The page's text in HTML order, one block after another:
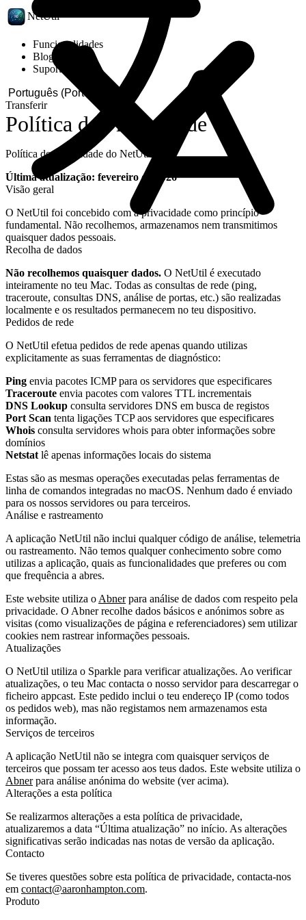
NetUtil
Funcionalidades
Blog
Suporte
Transferir
Política de Privacidade
Política de privacidade do NetUtil
Última atualização: fevereiro de 2026
Visão geral
O NetUtil foi concebido com a privacidade como princípio
fundamental. Não recolhemos, armazenamos nem transmitimos
quaisquer dados pessoais.
Recolha de dados
Não recolhemos quaisquer dados. O NetUtil é executado
inteiramente no teu Mac. Todas as consultas de rede (ping,
traceroute, consultas DNS, análise de portas, etc.) são realizadas
localmente e os resultados permanecem no teu dispositivo.
Pedidos de rede
O NetUtil efetua pedidos de rede apenas quando utilizas
explicitamente as suas ferramentas de diagnóstico:
Ping envia pacotes ICMP para os servidores que especificares
Traceroute envia pacotes com valores TTL incrementais
DNS Lookup consulta servidores DNS em busca de registos
Port Scan tenta ligações TCP aos servidores que especificares
Whois consulta servidores whois para obter informações sobre
domínios
Netstat lê apenas informações locais do sistema
Estas são as mesmas operações executadas pelas ferramentas de
linha de comandos integradas no macOS. Nenhum dado é enviado
para os nossos servidores ou para terceiros.
Análise e rastreamento
A aplicação NetUtil não inclui qualquer código de análise, telemetria
ou rastreamento. Não temos qualquer conhecimento sobre como
utilizas a aplicação, quais as funcionalidades que preferes ou com
que frequência a abres.
Este website utiliza o Abnerpara análise de dados com respeito pela
privacidade. O Abner recolhe dados básicos e anónimos sobre as
visitas (como visualizações de página e referenciadores) sem utilizar
cookies nem rastrear informações pessoais.
Atualizações
O NetUtil utiliza o Sparkle para verificar atualizações. Ao verificar
atualizações, o teu Mac contacta o nosso servidor para descarregar o
ficheiro appcast. Este pedido inclui o teu endereço IP (como todos
os pedidos web), mas não registamos nem armazenamos esta
informação.
Serviços de terceiros
A aplicação NetUtil não se integra com quaisquer serviços de
terceiros que possam ter acesso aos teus dados. Este website utiliza o
Abnerpara análise anónima do website (ver acima).
Alterações a esta política
Se realizarmos alterações a esta política de privacidade,
atualizaremos a data “Última atualização” no início. As alterações
significativas serão indicadas nas notas de versão da aplicação.
Contacto
Se tiveres questões sobre esta política de privacidade, contacta-nos
em contact@aaronhampton.com.
Produto